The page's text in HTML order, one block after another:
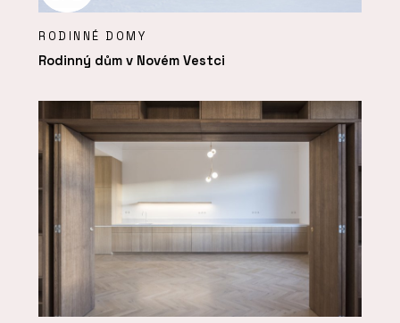
RODINNÉ DOMY
Rodinný dům v Novém Vestci